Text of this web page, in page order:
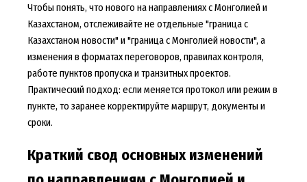
Чтобы понять, что нового на направлениях с Монголией и
Казахстаном, отслеживайте не отдельные "граница с
Казахстаном новости" и "граница с Монголией новости", а
изменения в форматах переговоров, правилах контроля,
работе пунктов пропуска и транзитных проектов.
Практический подход: если меняется протокол или режим в
пункте, то заранее корректируйте маршрут, документы и
сроки.
Краткий свод основных изменений